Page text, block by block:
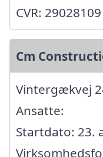
CVR: 29028109
Cm
Vintergækvej
Ansatte:
Startdato: 23.